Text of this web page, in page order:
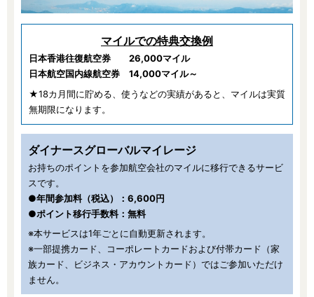
マイルでの特典交換例
日本香港往復航空券 26,000マイル
日本航空国内線航空券 14,000マイル～
★18カ月間に貯める、使うなどの実績があると、マイルは実質
無期限になります。
ダイナースグローバルマイレージ
お持ちのポイントを参加航空会社のマイルに移行できるサービ
スです。
●年間参加料（税込）：6,600円
●ポイント移行手数料：無料
※本サービスは1年ごとに自動更新されます。
※一部提携カード、コーポレートカードおよび付帯カード（家
族カード、ビジネス・アカウントカード）ではご参加いただけ
ません。